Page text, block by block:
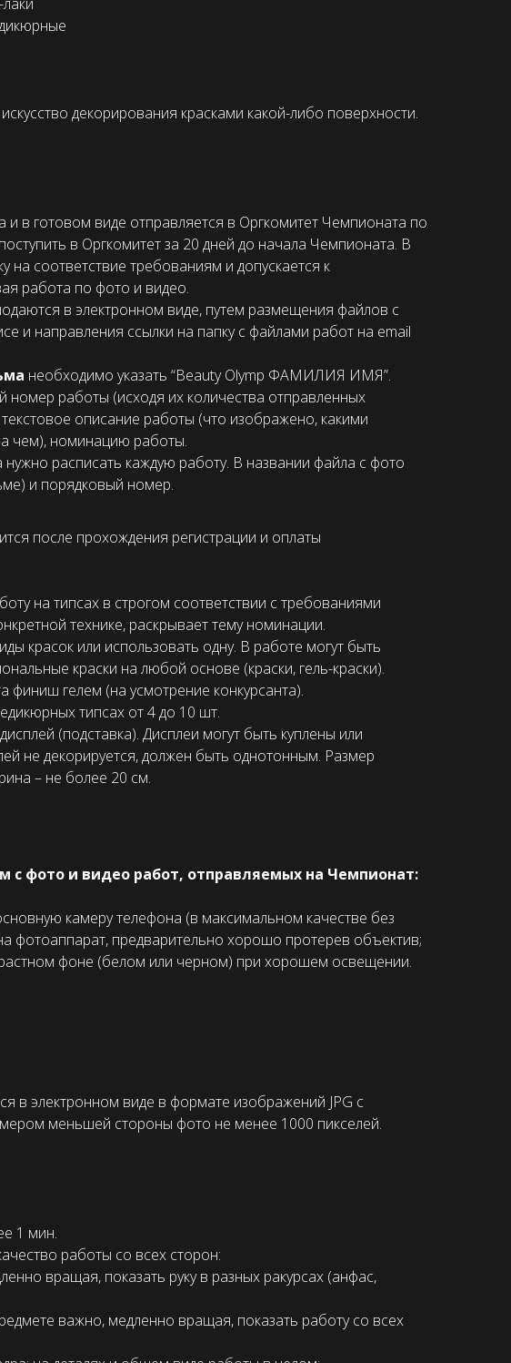
декорирования красками какой-либо поверхности.
в готовом виде отправляется в Оргкомитет Чемпионата по
в Оргкомитет за 20 дней до начала Чемпионата. В
на соответствие требованиям и допускается к
работа по фото и видео.
в электронном виде, путем размещения файлов с
и направления ссылки на папку с файлами работ на email
необходимо указать “Beauty Olymp ФАМИЛИЯ ИМЯ”.
номер работы (исходя их количества отправленных
описание работы (что изображено, какими
чем), номинацию работы.
нужно расписать каждую работу. В названии файла с фото
и порядковый номер.
после прохождения регистрации и оплаты
на типсах в строгом соответствии с требованиями
технике, раскрывает тему номинации.
красок или использовать одну. В работе могут быть
краски на любой основе (краски, гель-краски).
гелем (на усмотрение конкурсанта).
типсах от 4 до 10 шт.
(подставка). Дисплеи могут быть куплены или
не декорируется, должен быть однотонным. Размер
– не более 20 см.
с фото и видео работ, отправляемых на Чемпионат:
камеру телефона (в максимальном качестве без
фотоаппарат, предварительно хорошо протерев объектив;
фоне (белом или черном) при хорошем освещении.
в электронном виде в формате изображений JPG с
меньшей стороны фото не менее 1000 пикселей.
1 мин.
работы со всех сторон:
вращая, показать руку в разных ракурсах (анфас,
важно, медленно вращая, показать работу со всех